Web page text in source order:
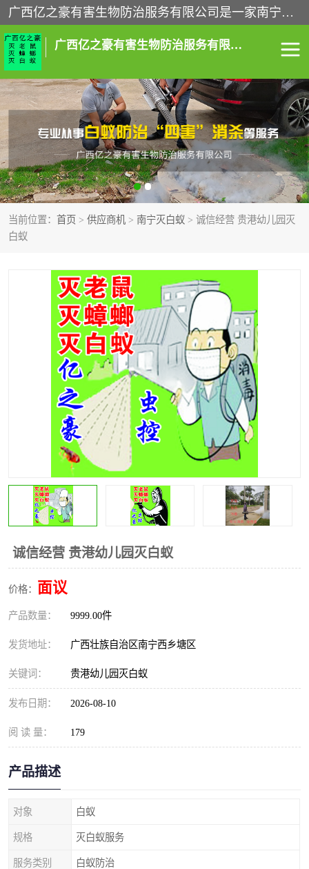
广西亿之豪有害生物防治服务有限公司是一家南宁灭鼠公司、灭蟑螂公司，南宁杀虫公司，南宁除虫公司，南宁灭跳蚤公司，南宁灭白蚁公司，南宁除四害公司,广西亿之豪有害生物防治服务有限公司专业灭蟑螂,除臭虫,其他害虫,服务上门,安全环保,售后保障,一次消杀，竭诚为您服务.
广西亿之豪有害生物防治服务有限公司
当前位置： 首页 > 供应商机 > 南宁灭白蚁 > 诚信经营 贵港幼儿园灭
白蚁
诚信经营 贵港幼儿园灭白蚁
价格： 面议
产品数量： 9999.00件
发货地址： 广西壮族自治区南宁西乡塘区
关键词： 贵港幼儿园灭白蚁
发布日期： 2026-08-10
阅 读 量： 179
产品描述
对象 白蚁
规格 灭白蚁服务
服务类别 白蚁防治
南宁灭白蚁 南宁灭老鼠
南宁灭蟑螂 南宁杀虫
南宁除四害 南宁消杀
南宁除虫公司